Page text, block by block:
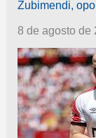
Zubimendi,
8 de agosto de